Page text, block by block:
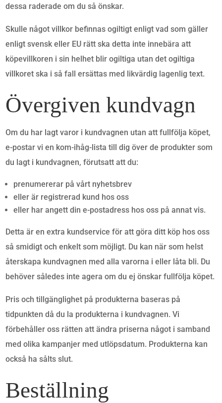
dessa raderade om du så önskar.
Skulle något villkor befinnas ogiltigt enligt vad som gäller
enligt svensk eller EU rätt ska detta inte innebära att
köpevillkoren i sin helhet blir ogiltiga utan det ogiltiga
villkoret ska i så fall ersättas med likvärdig lagenlig text.
Övergiven kundvagn
Om du har lagt varor i kundvagnen utan att fullfölja köpet,
e-postar vi en kom-ihåg-lista till dig över de produkter som
du lagt i kundvagnen, förutsatt att du:
prenumererar på vårt nyhetsbrev
eller är registrerad kund hos oss
eller har angett din e-postadress hos oss på annat vis.
Detta är en extra kundservice för att göra ditt köp hos oss
så smidigt och enkelt som möjligt. Du kan när som helst
återskapa kundvagnen med alla varorna i eller låta bli. Du
behöver således inte agera om du ej önskar fullfölja köpet.
Pris och tillgänglighet på produkterna baseras på
tidpunkten då du la produkterna i kundvagnen. Vi
förbehåller oss rätten att ändra priserna något i samband
med olika kampanjer med utlöpsdatum. Produkterna kan
också ha sålts slut.
Beställning